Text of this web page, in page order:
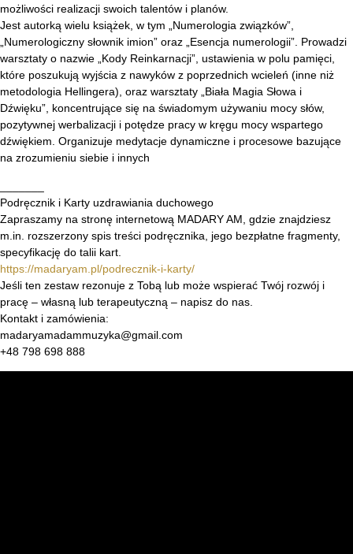
możliwości realizacji swoich talentów i planów.
Jest autorką wielu książek, w tym „Numerologia związków”,
„Numerologiczny słownik imion” oraz „Esencja numerologii”. Prowadzi
warsztaty o nazwie „Kody Reinkarnacji”, ustawienia w polu pamięci,
które poszukują wyjścia z nawyków z poprzednich wcieleń (inne niż
metodologia Hellingera), oraz warsztaty „Biała Magia Słowa i
Dźwięku”, koncentrujące się na świadomym używaniu mocy słów,
pozytywnej werbalizacji i potędze pracy w kręgu mocy wspartego
dźwiękiem. Organizuje medytacje dynamiczne i procesowe bazujące
na zrozumieniu siebie i innych
Podręcznik i Karty uzdrawiania duchowego
Zapraszamy na stronę internetową MADARY AM, gdzie znajdziesz
m.in. rozszerzony spis treści podręcznika, jego bezpłatne fragmenty,
specyfikację do talii kart.
https://madaryam.pl/podrecznik-i-karty/
Jeśli ten zestaw rezonuje z Tobą lub może wspierać Twój rozwój i
pracę – własną lub terapeutyczną – napisz do nas.
Kontakt i zamówienia:
madaryamadammuzyka@gmail.com
+48 798 698 888